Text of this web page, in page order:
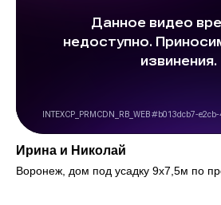
Ирина и Николай
Воронеж, дом под усадку 9х7,5м по